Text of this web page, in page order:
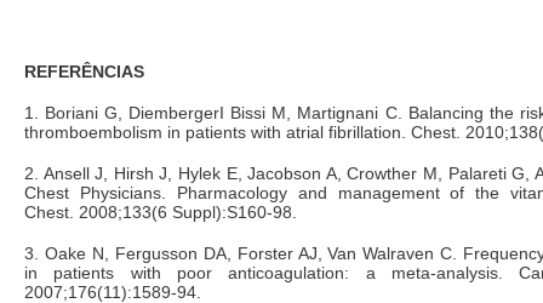
REFERÊNCIAS
1. Boriani G, DiembergerI Bissi M, Martignani C. Balancing the
thromboembolism in patients with atrial fibrillation. Chest.
2. Ansell J, Hirsh J, Hylek E, Jacobson A, Crowther M, Palareti G,
Chest Physicians. Pharmacology and management of the
Chest. 2008;133(6 Suppl):S160-98.
3. Oake N, Fergusson DA, Forster AJ, Van Walraven C.
in patients with poor anticoagulation: a meta-analysis.
2007;176(11):1589-94.